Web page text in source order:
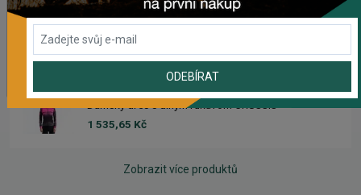
Dres s dlhým rukávom CRUSSIS
1 535,65 Kč
Dámsky dres s dlhým rukávom CRUSSIS
1 535,65 Kč
Zobrazit více produktů
ODEBÍRAT